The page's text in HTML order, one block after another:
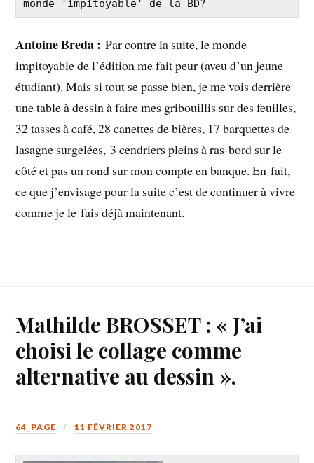
monde 'impitoyable' de la BD?
Antoine Breda :Par contre la suite, le monde
impitoyable de l’édition me fait peur (aveu d’un jeune
étudiant). Mais si tout se passe bien, je me vois derrière
une table à dessin à faire mes gribouillis sur des feuilles,
32 tasses à café, 28 canettes de bières, 17 barquettes de
lasagne surgelées, 3 cendriers pleins à ras-bord sur le
côté et pas un rond sur mon compte en banque. En fait,
ce que j’envisage pour la suite c’est de continuer à vivre
comme je le fais déjà maintenant.
Mathilde BROSSET : « J’ai
choisi le collage comme
alternative au dessin ».
64_PAGE 11 FÉVRIER 2017